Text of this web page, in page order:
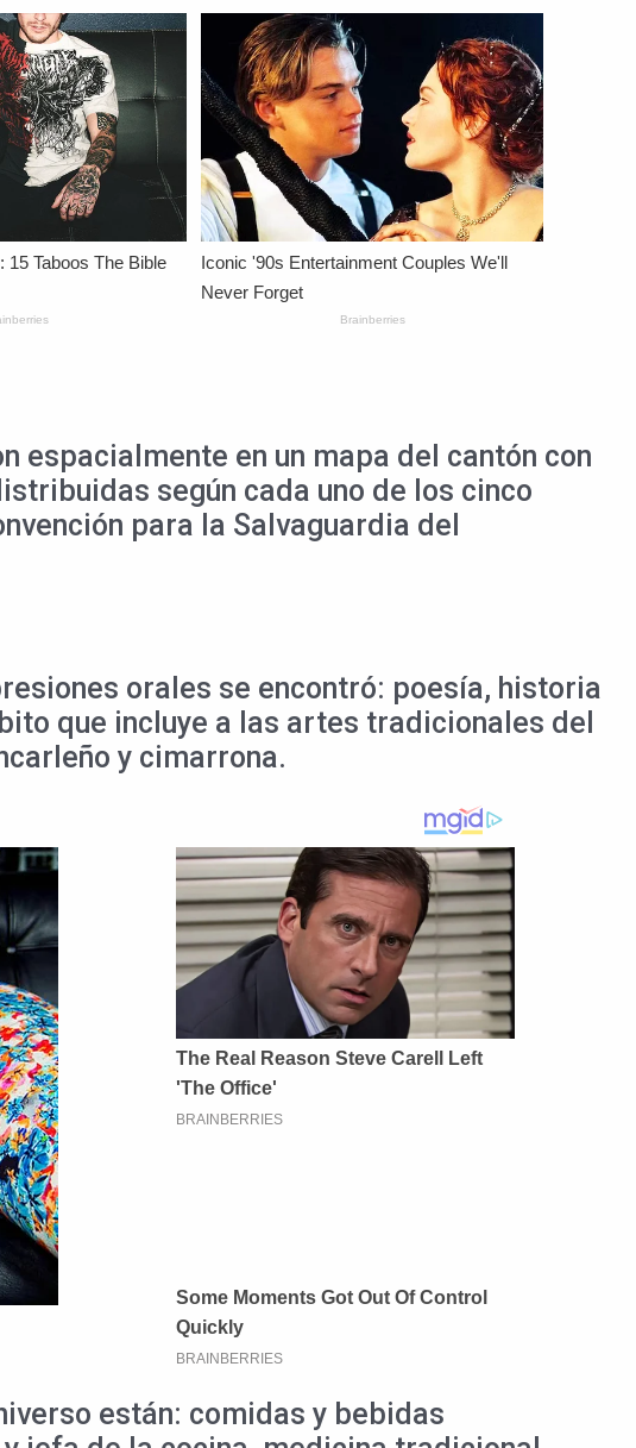
espacialmente en un mapa del cantón con
según cada uno de los cinco
para la Salvaguardia del
orales se encontró: poesía, historia
que incluye a las artes tradicionales del
y cimarrona.
están: comidas y bebidas